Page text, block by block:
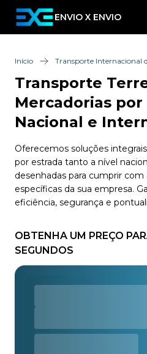
ENVIO X ENVIO
Início Transporte Internacional
Transporte
Mercadorias por
Nacional e
Oferecemos soluções
por estrada tanto a nível
desenhadas para cumprir
específicas da sua empresa.
eficiência, segurança e
OBTENHA UM PREÇO
SEGUNDOS